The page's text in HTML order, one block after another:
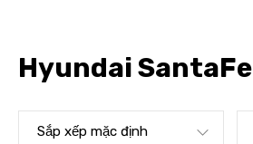
Hyundai SantaFe
Sắp xếp mặc định